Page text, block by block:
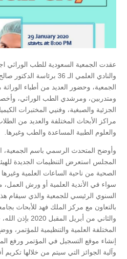
والنادي العلمي الـ 36
الجمعية، وحضور العديد من أطباء
ومتدربين، ومرشدي الطب الوراثي،
الجزئية والصبغية، وفنيي المختبرات
مراكز الأبحاث المختلفة والعديد من
والعلوم الطبية المساعدة والطب وغيرها.
وأوضح المتحدث الرسمي باسم الجمعية،
المجلس استعرض التنظيمات الجديدة
الصحية من ناحية الساعات العلمية
سواء في الأندية العلمية أو ورش العمل،
السنوي الرئيسي للجمعية والذي سيقام
بالتعاون مع مركز الملك فهد للأبحاث
والثاني من أبريل
المختلفة العلمية والتنظيمية للمؤتمر،
إنشاء موقع التسجيل في المؤتمر ورفع
وآلية الجوائز التي سيتم من خلالها